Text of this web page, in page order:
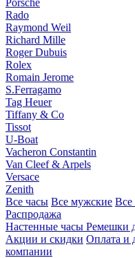
Porsche
Rado
Raymond Weil
Richard Mille
Roger Dubuis
Rolex
Romain Jerome
S.Ferragamo
Tag Heuer
Tiffany & Co
Tissot
U-Boat
Vacheron Constantin
Van Cleef & Arpels
Versace
Zenith
Все часы Все мужские Все
Распродажа
Настенные часы Ремешки
Акции и скидки Оплата и
компании